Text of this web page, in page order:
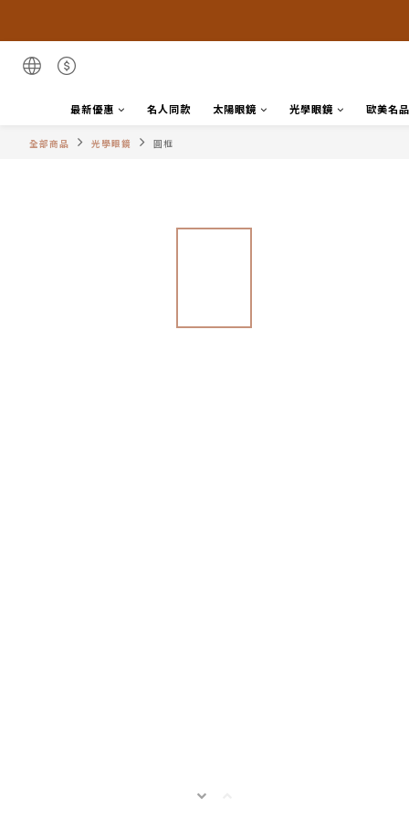
最新優惠 名人同款 太陽眼鏡 光學眼鏡 歐美名品
全部商品 光學眼鏡 圓框